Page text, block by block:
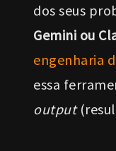
dos seus
Gemini ou
engenharia
essa
output